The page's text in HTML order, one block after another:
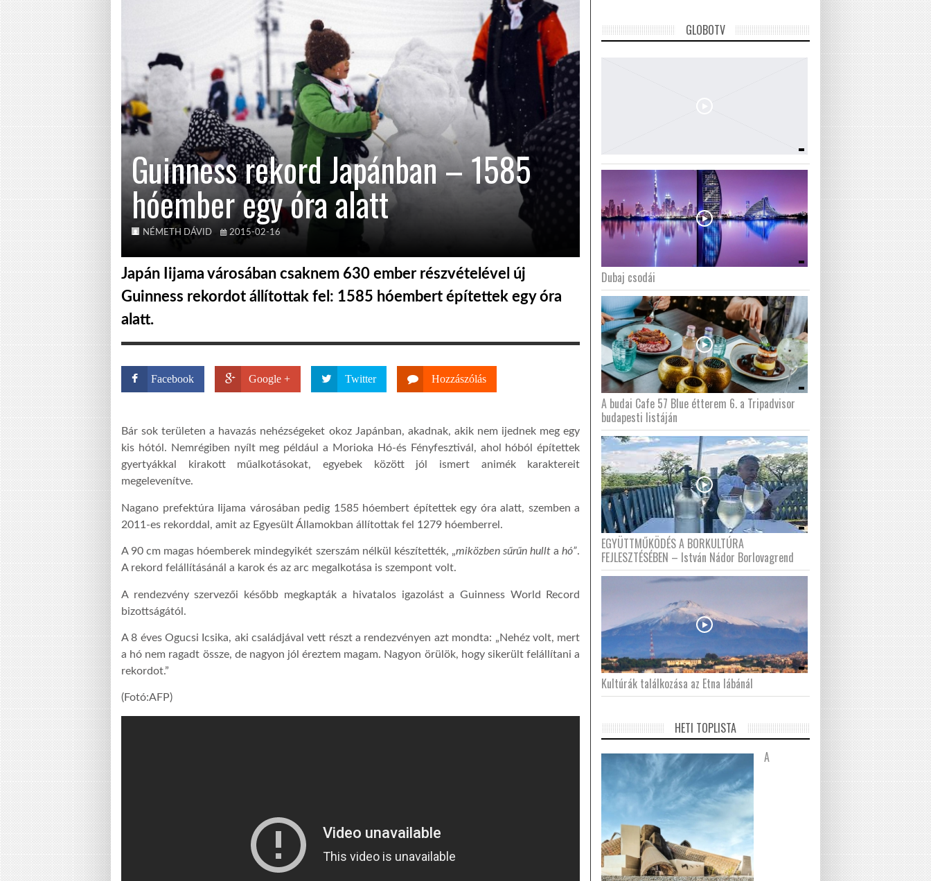
Guinness rekord Japánban – 1585
hóember egy óra alatt
NÉMETH DÁVID 2015-02-16
Japán Iijama városában csaknem 630 ember részvételével új
Guinness rekordot állítottak fel: 1585 hóembert építettek egy óra
alatt.
Facebook Google + Twitter Hozzászólás
Bár sok területen a havazás nehézségeket okoz Japánban, akadnak, akik nem ijednek meg egy
kis hótól. Nemrégiben nyílt meg például a Morioka Hó-és Fényfesztivál, ahol hóból építettek
gyertyákkal kirakott műalkotásokat, egyebek között jól ismert animék karaktereit
megelevenítve.
Nagano prefektúra Iijama városában pedig 1585 hóembert építettek egy óra alatt, szemben a
2011-es rekorddal, amit az Egyesült Államokban állítottak fel 1279 hóemberrel.
A 90 cm magas hóemberek mindegyikét szerszám nélkül készítették, „miközben sűrűn hullt ahó”.
A rekord felállításánál a karok és az arc megalkotása is szempont volt.
A rendezvény szervezői később megkapták a hivatalos igazolást a Guinness World Record
bizottságától.
A 8 éves Ogucsi Icsika, aki családjával vett részt a rendezvényen azt mondta: „Nehéz volt, mert
a hó nem ragadt össze, de nagyon jól éreztem magam. Nagyon örülök, hogy sikerült felállítani a
rekordot.”
(Fotó:AFP)
GLOBOTV
Dubaj csodái
A budai Cafe 57 Blue étterem 6. a Tripadvisor
budapesti listáján
EGYÜTTMŰKÖDÉS A BORKULTÚRA
FEJLESZTÉSÉBEN – István Nádor Borlovagrend
Kultúrák találkozása az Etna lábánál
HETI TOPLISTA
A